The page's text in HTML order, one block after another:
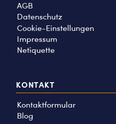
AGB
Datenschutz
Cookie-Einstellungen
Impressum
Netiquette
KONTAKT
Kontaktformular
Blog